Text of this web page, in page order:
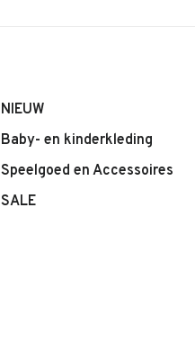
NIEUW
Baby- en kinderkleding
Speelgoed en Accessoires
SALE